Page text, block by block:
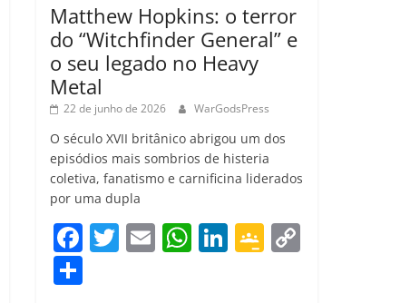
Matthew Hopkins: o terror
do “Witchfinder General” e
o seu legado no Heavy
Metal
22 de junho de 2026 WarGodsPress
O século XVII britânico abrigou um dos
episódios mais sombrios de histeria
coletiva, fanatismo e carnificina liderados
por uma dupla
F T E W Li G